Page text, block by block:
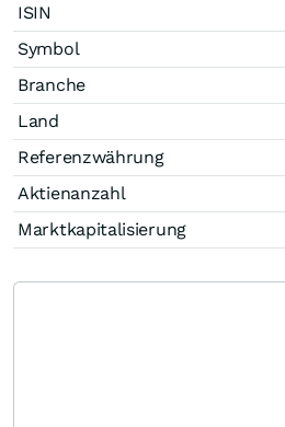
ISIN
Symbol
Branche
Land
Referenzwährung
Aktienanzahl
Marktkapitalisierung